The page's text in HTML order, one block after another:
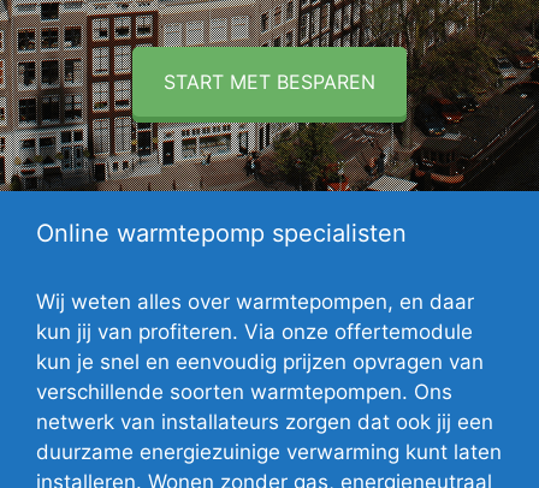
START MET BESPAREN
Online warmtepomp specialisten
Wij weten alles over warmtepompen, en daar
kun jij van profiteren. Via onze offertemodule
kun je snel en eenvoudig prijzen opvragen van
verschillende soorten warmtepompen. Ons
netwerk van installateurs zorgen dat ook jij een
duurzame energiezuinige verwarming kunt laten
installeren. Wonen zonder gas, energieneutraal